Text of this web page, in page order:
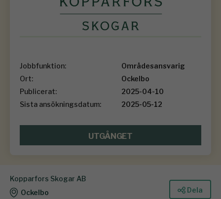
Jobbfunktion:
Områdesansvarig
Ort:
Ockelbo
Publicerat:
2025-04-10
Sista ansökningsdatum:
2025-05-12
UTGÅNGET
Kopparfors Skogar AB
Ockelbo
Dela